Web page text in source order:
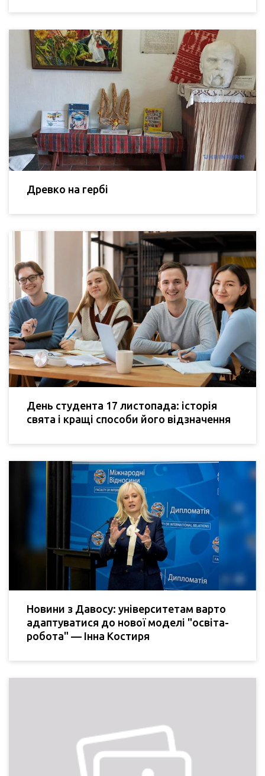
Древко на гербі
День студента 17 листопада: історія
свята і кращі способи його відзначення
Новини з Давосу: університетам варто
адаптуватися до нової моделі "освіта-
робота" — Інна Костиря